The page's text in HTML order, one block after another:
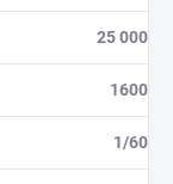
25 000
1600
1/60